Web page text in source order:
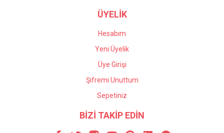
ÜYELİK
Hesabım
Yeni Üyelik
Üye Girişi
Şifremi Unuttum
Sepetiniz
BİZİ TAKİP EDİN